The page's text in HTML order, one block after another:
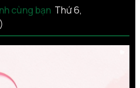
cùng bạn Thứ 6,